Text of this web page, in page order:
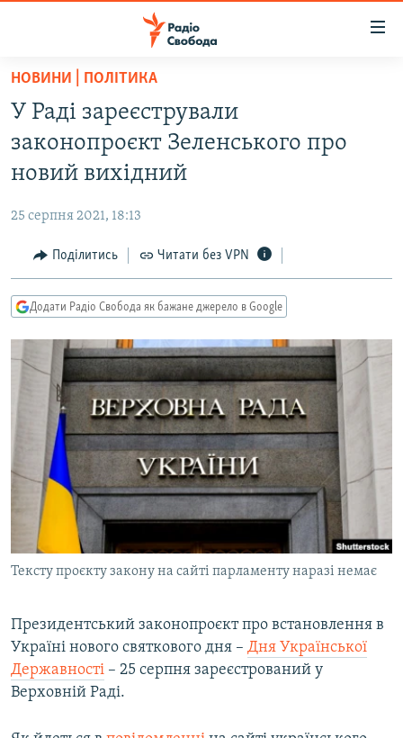
Перейти
основного
матеріалу
до
основної
навігації
Перейти
до
пошуку
ВСЕ ЗА ДОБУ
ЕКОНОМІКА
СУСПІЛЬСТВО
УКРАЇНА
СВІТ
РОСІЙСЬКА «ФІЛЬТРАЦІЯ»
ДОНБАС.РЕАЛІЇ
ТИ ЯК?
СХЕМИ
КИТАЙ.ВИКЛИКИ
МУЛЬТИМЕДІА
ФОТО
СПЕЦПРОЄКТИ
ПОДКАСТИ
КРИМ РЕАЛІЇ
УКР
КТАТ
ДОЛУЧАЙСЯ!
НОВИНИ | ПОЛІТИКА
У Раді зареєстрували
законопроєкт Зеленського про
новий вихідний
25 серпня 2021, 18:13
Поділитись Читати без VPN
Додати Радіо Свобода як бажане джерело в Google
Тексту проєкту закону на сайті парламенту наразі немає
Президентський законопроєкт про встановлення в
Україні нового святкового дня – Дня Української
Державності – 25 серпня зареєстрований у
Верховній Раді.